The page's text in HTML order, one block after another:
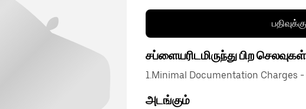
சப்ளையரிடமிருந்து பிற செலவுகள்
1.Minimal Documentation Charges
அடங்கும்